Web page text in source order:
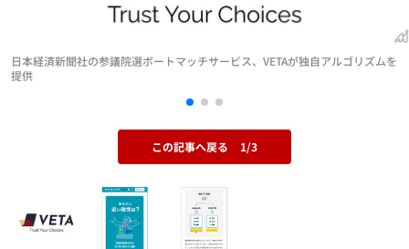
日本経済新聞社の参議院選ボートマッチサービス、VETAが独自アルゴリズムを
提供
この記事へ戻る 1/3